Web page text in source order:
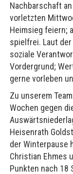
Nachbarschaft
vorletzten
Heimsieg feiern;
spielfrei. Laut
soziale
Vordergrund;
gerne vorleben
Zu unserem
Wochen gegen
Heisenrath
der Winterpause
Christian Ehmes
Punkten nach 18